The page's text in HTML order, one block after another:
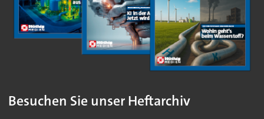
Besuchen Sie unser Heftarchiv